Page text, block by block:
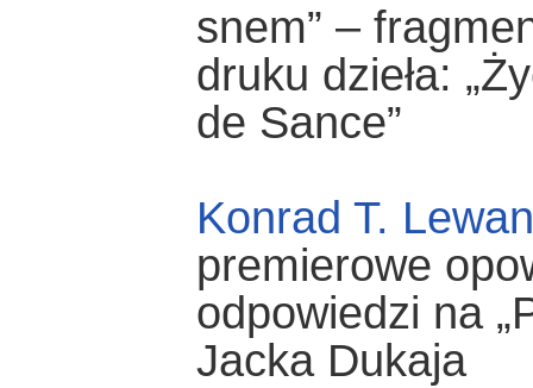
snem” –
druku dzieła:
de Sance”
Konrad T.
premierowe
odpowiedzi na
Jacka Dukaja